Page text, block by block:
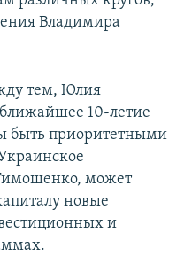
Владимира
тем, Юлия
10-летие
быть приоритетными
может
новые
и